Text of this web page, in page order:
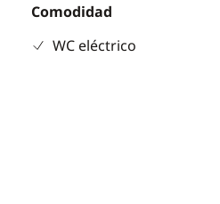
Comodidad
WC eléctrico